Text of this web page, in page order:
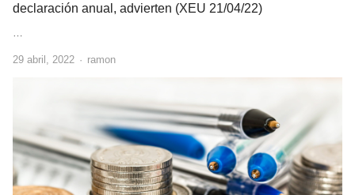
declaración anual, advierten (XEU 21/04/22)
29 abril, 2022 Author
ramon